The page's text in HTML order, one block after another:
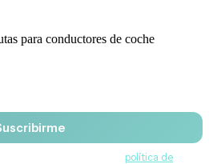
para conductores de coche
política de